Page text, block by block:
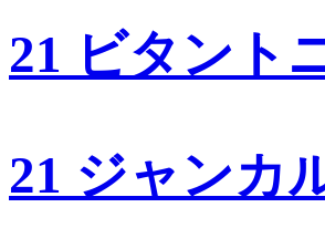
21 ビタント
21 ジャンカ